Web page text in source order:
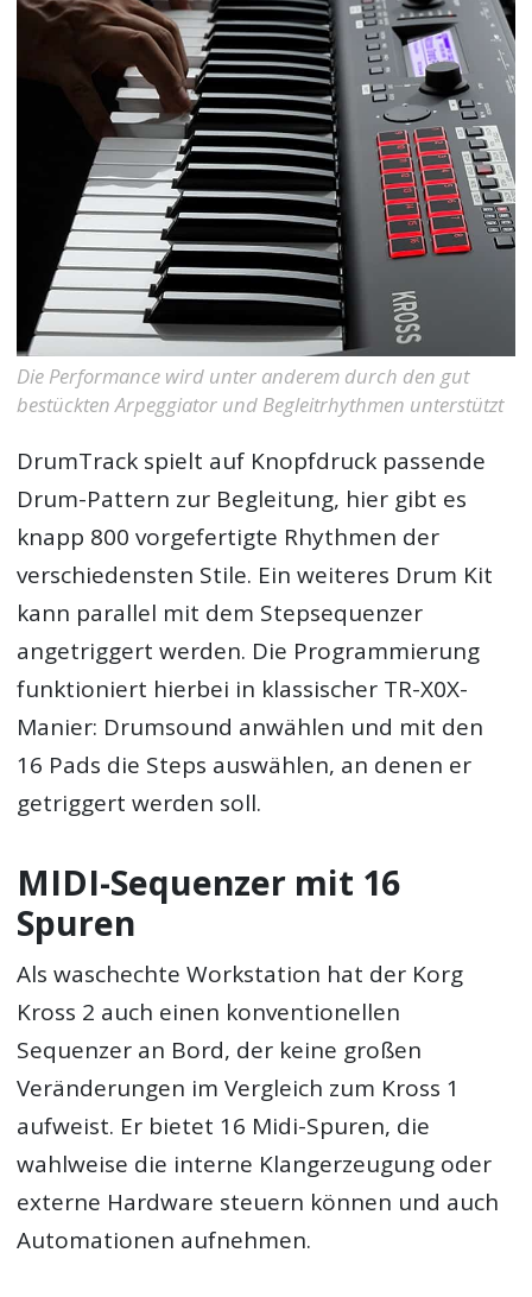
Die Performance wird unter anderem durch den gut
bestückten Arpeggiator und Begleitrhythmen unterstützt
DrumTrack spielt auf Knopfdruck passende
Drum-Pattern zur Begleitung, hier gibt es
knapp 800 vorgefertigte Rhythmen der
verschiedensten Stile. Ein weiteres Drum Kit
kann parallel mit dem Stepsequenzer
angetriggert werden. Die Programmierung
funktioniert hierbei in klassischer TR-X0X-
Manier: Drumsound anwählen und mit den
16 Pads die Steps auswählen, an denen er
getriggert werden soll.
MIDI-Sequenzer mit 16
Spuren
Als waschechte Workstation hat der Korg
Kross 2 auch einen konventionellen
Sequenzer an Bord, der keine großen
Veränderungen im Vergleich zum Kross 1
aufweist. Er bietet 16 Midi-Spuren, die
wahlweise die interne Klangerzeugung oder
externe Hardware steuern können und auch
Automationen aufnehmen.